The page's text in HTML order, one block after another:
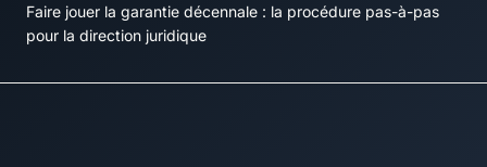
Faire jouer la garantie décennale : la procédure pas-à-pas
pour la direction juridique